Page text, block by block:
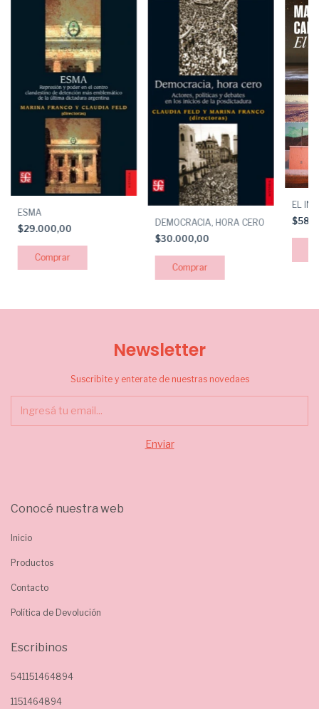
ESMA
$29.000,00
DEMOCRACIA, HORA CERO
$30.000,00
EL
Newsletter
Suscribite y enterate de nuestras novedaes
Conocé nuestra web
Inicio
Productos
Contacto
Política de Devolución
Escribinos
541151464894
1151464894